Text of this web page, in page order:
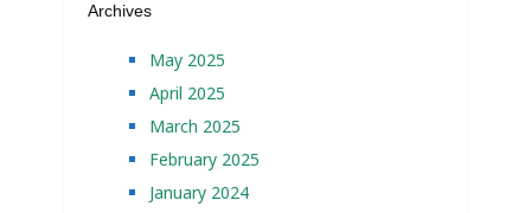
Archives
May 2025
April 2025
March 2025
February 2025
January 2024